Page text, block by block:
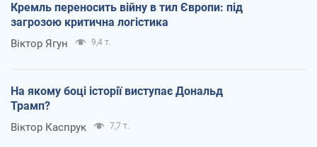
Кремль переносить війну в тил Європи: під
загрозою критична логістика
Віктор Ягун 9,4 т.
На якому боці історії виступає Дональд
Трамп?
Віктор Каспрук 7,7 т.